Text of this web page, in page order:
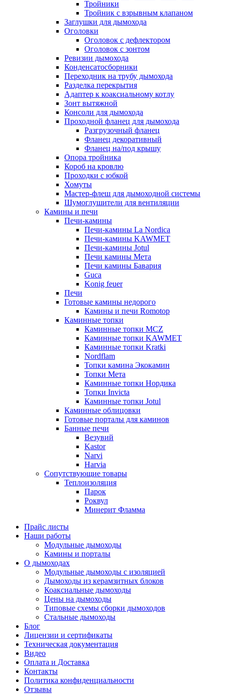
Тройники
Тройник с взрывным клапаном
Заглушки для дымохода
Оголовки
Оголовок с дефлектором
Оголовок с зонтом
Ревизии дымохода
Конденсатосборники
Переходник на трубу дымохода
Разделка перекрытия
Адаптер к коаксиальному котлу
Зонт вытяжной
Консоли для дымохода
Проходной фланец для дымохода
Разгрузочный фланец
Фланец декоративный
Фланец на/под крышу
Опора тройника
Короб на кровлю
Проходки с юбкой
Хомуты
Мастер-флеш для дымоходной системы
Шумоглушители для вентиляции
Камины и печи
Печи-камины
Печи-камины La Nordica
Печи-камины KAWMET
Печи-камины Jotul
Печи камины Мета
Печи камины Бавария
Guca
Konig feuer
Печи
Готовые камины недорого
Камины и печи Romotop
Каминные топки
Каминные топки MCZ
Каминные топки KAWMET
Каминные топки Kratki
Nordflam
Топки камина Экокамин
Топки Мета
Каминные топки Нордика
Топки Invicta
Каминные топки Jotul
Каминные облицовки
Готовые порталы для каминов
Банные печи
Везувий
Kastor
Narvi
Harvia
Сопутствующие товары
Теплоизоляция
Парок
Роквул
Минерит Фламма
Прайс листы
Наши работы
Модульные дымоходы
Камины и порталы
О дымоходах
Модульные дымоходы с изоляцией
Дымоходы из керамзитных блоков
Коаксиальные дымоходы
Цены на дымоходы
Типовые схемы сборки дымоходов
Стальные дымоходы
Блог
Лицензии и сертификаты
Техническая документация
Видео
Оплата и Доставка
Контакты
Политика конфиденциальности
Отзывы